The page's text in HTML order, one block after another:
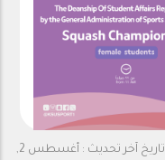
تاريخ آخر تحديث :
أغسطس 2,